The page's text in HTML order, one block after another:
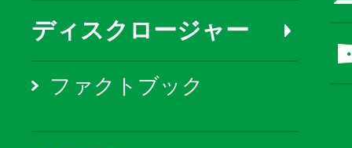
ディスクロージャー
ファクトブック